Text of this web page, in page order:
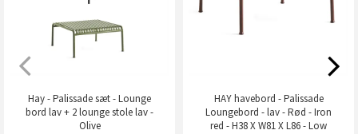
Hay - Palissade sæt - Lounge
bord lav + 2 lounge stole lav -
Olive
HAY havebord - Palissade
Loungebord - lav - Rød - Iron
red - H38 X W81 X L86 - Low